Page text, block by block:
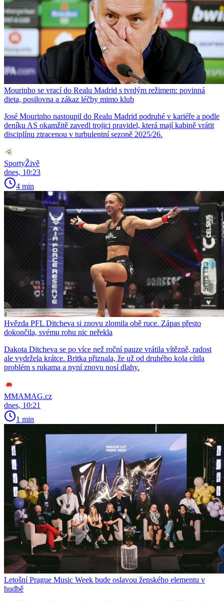
Mourinho se vrací do Realu Madrid s tvrdým režimem: povinná
dieta, posilovna a zákaz léčby mimo klub
José Mourinho nastoupil do Realu Madrid podruhé v kariéře a podle
deníku AS okamžitě zavedl trojici pravidel, která mají kabině vrátit
disciplínu ztracenou v turbulentní sezoně 2025/26.
SportyŽivě
dnes, 10:23
4 min
Hvězda PFL Ditcheva si znovu zlomila obě ruce. Zápas přesto
dokončila, svému rohu nic neřekla
Dakota Ditcheva se po více než roční pauze vrátila vítězně, radost
ale vydržela krátce. Britka přiznala, že už od druhého kola cítila
problém s rukama a nyní znovu nosí dlahy.
MMAMAG.cz
dnes, 10:21
1 min
Letošní Prague Music Week bude oslavou ženského elementu v
hudbě